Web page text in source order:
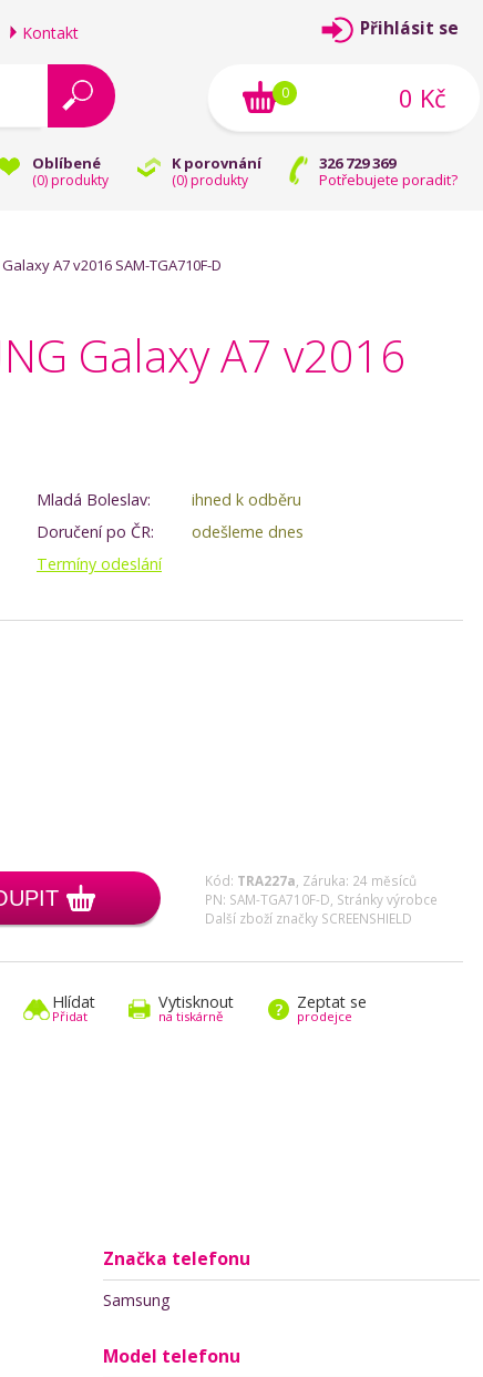
Kontakt
Oblíbené
(0) produkty
K porovnání
(0) produkty
326 729 369
Potřebujete poradit?
Přihlásit se
0 Kč
0
Galaxy A7 v2016 SAM-TGA710F-D
Galaxy A7 v2016
Mladá Boleslav:
ihned k odběru
Doručení po ČR:
odešleme dnes
Termíny odeslání
Kód: TRA227a Záruka: 24 měsíců
PN: SAM-TGA710F-D, Stránky výrobce
Další zboží značky SCREENSHIELD
Hlídat
Přidat
Vytisknout
na tiskárně
Zeptat se
prodejce
Značka telefonu
Samsung
Model telefonu